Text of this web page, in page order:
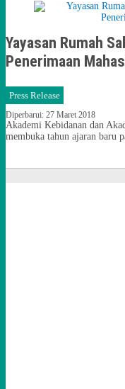
Yayasan Rumah
Penerimaan
Press Release
Diperbarui: 27 Maret 2018
Akademi Kebidanan dan
membuka tahun ajaran baru